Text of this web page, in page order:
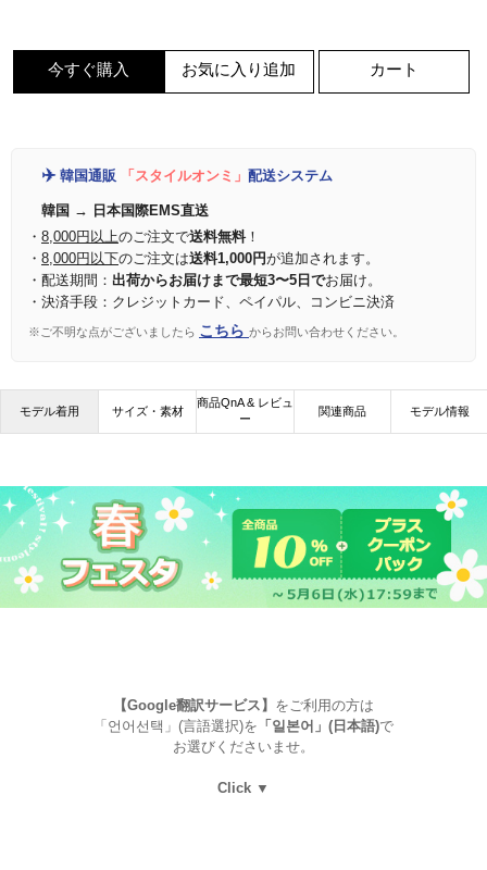
今すぐ購入 お気に入り追加 カート
✈️ 韓国通販 「スタイルオンミ」 配送システム
韓国 → 日本国際EMS直送
・ 8,000円以上のご注文で送料無料！
・ 8,000円以下のご注文は送料1,000円が追加されます。
・配送期間： 出荷からお届けまで最短3〜5日でお届け。
・決済手段：クレジットカード、ペイパル、コンビニ決済
※ご不明な点がございましたら こちら からお問い合わせください。
モデル着用 サイズ・素材
商品QnA & レビュ
ー
関連商品 モデル情報
【Google翻訳サービス】 をご利用の方は
「언어선택」(言語選択)を 「일본어」(日本語)で
お選びくださいませ。
Click ▼